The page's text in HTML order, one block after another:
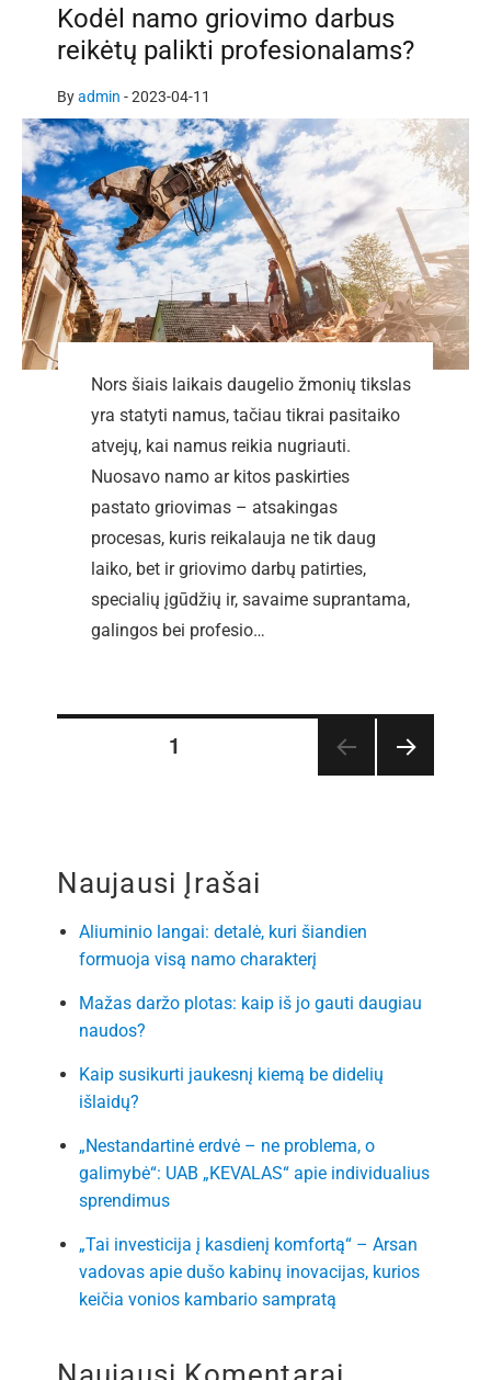
Kodėl namo griovimo darbus
reikėtų palikti profesionalams?
Byadmin -2023-04-11
Nors šiais laikais daugelio žmonių tikslas
yra statyti namus, tačiau tikrai pasitaiko
atvejų, kai namus reikia nugriauti.
Nuosavo namo ar kitos paskirties
pastato griovimas – atsakingas
procesas, kuris reikalauja ne tik daug
laiko, bet ir griovimo darbų patirties,
specialių įgūdžių ir, savaime suprantama,
galingos bei profesio…
1
Naujausi Įrašai
Aliuminio langai: detalė, kuri šiandien
formuoja visą namo charakterį
Mažas daržo plotas: kaip iš jo gauti daugiau
naudos?
Kaip susikurti jaukesnį kiemą be didelių
išlaidų?
„Nestandartinė erdvė – ne problema, o
galimybė“: UAB „KEVALAS“ apie individualius
sprendimus
„Tai investicija į kasdienį komfortą“ – Arsan
vadovas apie dušo kabinų inovacijas, kurios
keičia vonios kambario sampratą